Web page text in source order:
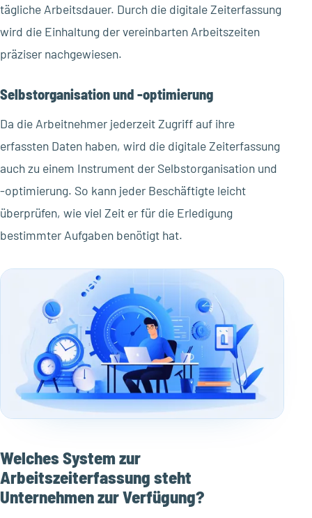
tägliche Arbeitsdauer. Durch die digitale Zeiterfassung
wird die Einhaltung der vereinbarten Arbeitszeiten
präziser nachgewiesen.
Selbstorganisation und -optimierung
Da die Arbeitnehmer jederzeit Zugriff auf ihre
erfassten Daten haben, wird die digitale Zeiterfassung
auch zu einem Instrument der Selbstorganisation und
-optimierung. So kann jeder Beschäftigte leicht
überprüfen, wie viel Zeit er für die Erledigung
bestimmter Aufgaben benötigt hat.
Welches System zur
Arbeitszeiterfassung steht
Unternehmen zur Verfügung?